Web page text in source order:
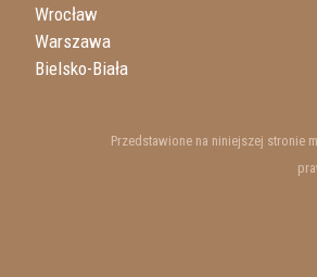
Wrocław
Warszawa
Bielsko-Biała
Przedstawione na niniejszej stronie